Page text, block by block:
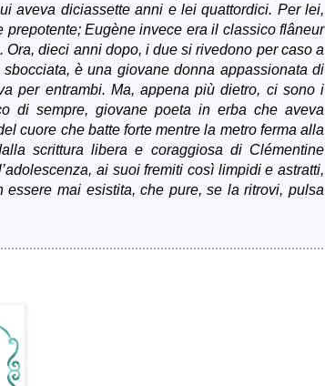
aveva diciassette anni e lei quattordici. Per lei,
Eugène invece era il classico flâneur
dieci anni dopo, i due si rivedono per caso a
è una giovane donna appassionata di
per entrambi. Ma, appena più dietro, ci sono i
di sempre, giovane poeta in erba che aveva
cuore che batte forte mentre la metro ferma alla
scrittura libera e coraggiosa di Clémentine
ai suoi fremiti così limpidi e astratti,
mai esistita, che pure, se la ritrovi, pulsa